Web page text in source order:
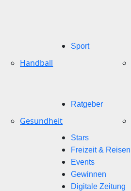
Sport
Handball
Ratgeber
Gesundheit
Stars
Freizeit & Reisen
Events
Gewinnen
Digitale Zeitung